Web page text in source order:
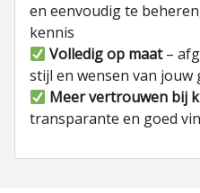
en eenvoudig te
kennis
Volledig op maat–
stijl en wensen van jouw
Meer vertrouwen bij
transparante en goed